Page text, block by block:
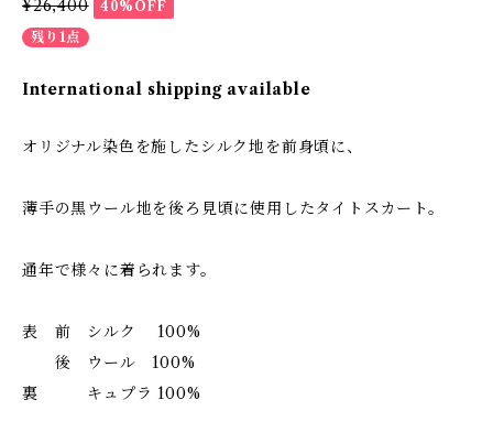
¥26,400
40%OFF
残り1点
International shipping available
オリジナル染色を施したシルク地を前身頃に、
薄手の黒ウール地を後ろ見頃に使用したタイトスカート。
通年で様々に着られます。
表 前 シルク 100%
後 ウール 100%
裏 キュプラ 100%